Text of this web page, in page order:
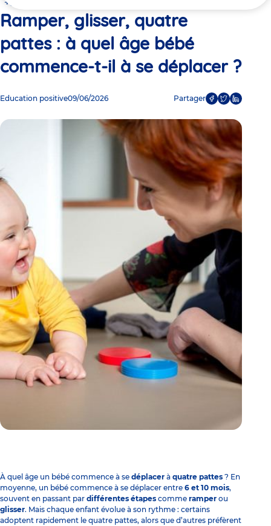
ici
se déplacer ?
Ramper, glisser, quatre
pattes : à quel âge bébé
commence-t-il à se déplacer ?
Education positive09/06/2026 Partager
À quel âge un bébé commence à se déplacer à quatre pattes ? En
moyenne, un bébé commence à se déplacer entre 6 et 10 mois,
souvent en passant par différentes étapes comme ramper ou
glisser. Mais chaque enfant évolue à son rythme : certains
adoptent rapidement le quatre pattes, alors que d’autres préfèrent